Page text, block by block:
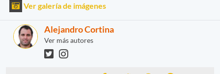
Ver galería de imágenes
Alejandro Cortina
Ver más autores